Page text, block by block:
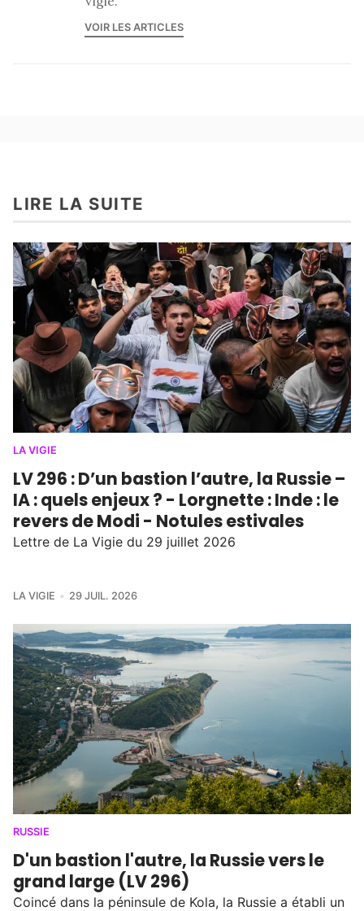
VOIR LES ARTICLES
LIRE LA SUITE
LA VIGIE
LV 296 : D’un bastion l’autre, la Russie –
IA : quels enjeux ? - Lorgnette : Inde : le
revers de Modi - Notules estivales
Lettre de La Vigie du 29 juillet 2026
LA VIGIE 29 JUIL. 2026
RUSSIE
D'un bastion l'autre, la Russie vers le
grand large (LV 296)
Coincé dans la péninsule de Kola, la Russie a établi un